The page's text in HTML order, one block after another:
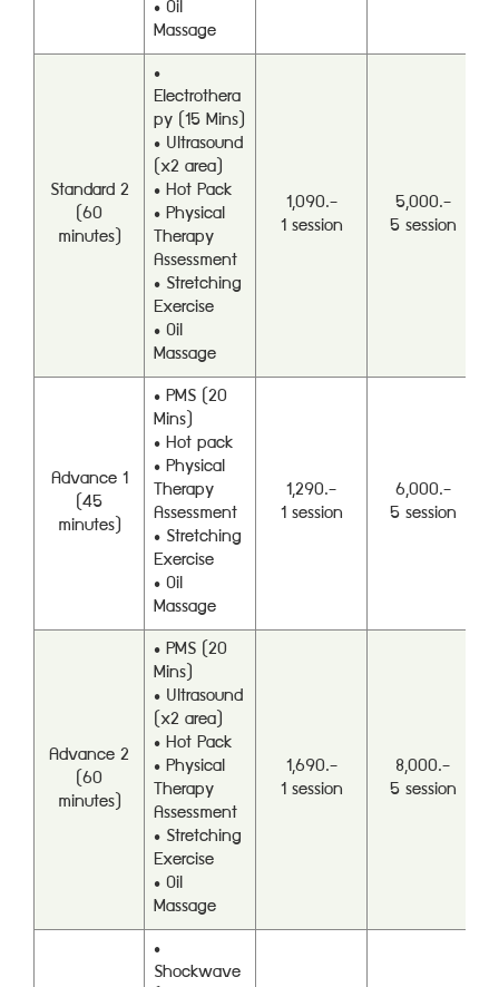
• Oil
Massage
Standard 2
(60
minutes)
•
Electrothera
py (15 Mins)
• Ultrasound
(x2 area)
• Hot Pack
• Physical
Therapy
Assessment
• Stretching
Exercise
• Oil
Massage
1,090.-
1 session
5,000.-
5 session
Advance 1
(45
minutes)
• PMS (20
Mins)
• Hot pack
• Physical
Therapy
Assessment
• Stretching
Exercise
• Oil
Massage
1,290.-
1 session
6,000.-
5 session
Advance 2
(60
minutes)
• PMS (20
Mins)
• Ultrasound
(x2 area)
• Hot Pack
• Physical
Therapy
Assessment
• Stretching
Exercise
• Oil
Massage
1,690.-
1 session
8,000.-
5 session
•
Shockwave